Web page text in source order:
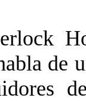
de